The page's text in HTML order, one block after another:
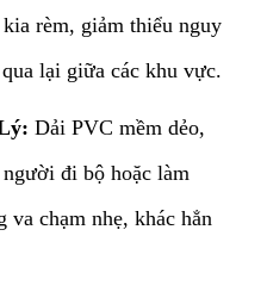
kia rèm, giảm thiểu nguy
lại giữa các khu vực.
Dải PVC mềm dẻo,
đi bộ hoặc làm
va chạm nhẹ, khác hẳn